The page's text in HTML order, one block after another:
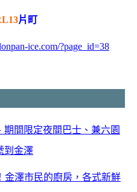
片町
ice.com/?page_id=38
期間限定夜間巴士、兼六園
到金澤
金澤市民的廚房，各式新鮮